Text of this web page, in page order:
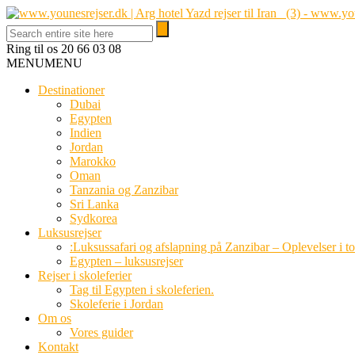
Ring til os 20 66 03 08
MENUMENU
Destinationer
Dubai
Egypten
Indien
Jordan
Marokko
Oman
Tanzania og Zanzibar
Sri Lanka
Sydkorea
Luksusrejser
:Luksussafari og afslapning på Zanzibar – Oplevelser i
Egypten – luksusrejser
Rejser i skoleferier
Tag til Egypten i skoleferien.
Skoleferie i Jordan
Om os
Vores guider
Kontakt